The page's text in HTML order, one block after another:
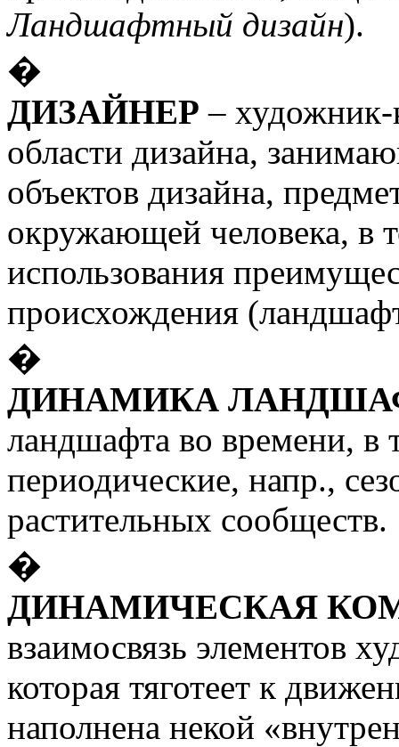
Ландшафтный дизайн).
�
ДИЗАЙНЕР – художник-
области дизайна,
объектов дизайна,
окружающей человека, в
использования
происхождения
�
ДИНАМИКА
ландшафта во времени, в
периодические, напр.,
растительных сообществ.
�
ДИНАМИЧЕСКАЯ
взаимосвязь элементов
которая тяготеет к
наполнена некой